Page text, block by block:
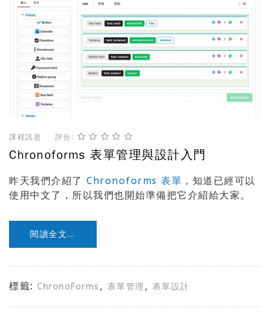
課程訊息 評分:
Chronoforms 表單管理與設計入門
昨天我們介紹了 Chronoforms 表單 ，知道已經可以
使用中文了，所以我們也開始準備把它介紹給大家。
閱讀全文...
標籤: ChronoForms , 表單管理 , 表單設計